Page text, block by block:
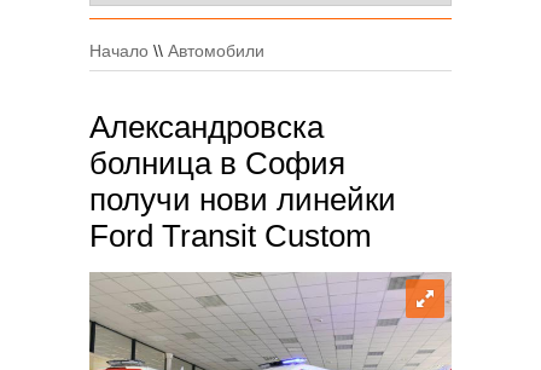
Начало \\ Автомобили
Александровска
болница в София
получи нови линейки
Ford Transit Custom